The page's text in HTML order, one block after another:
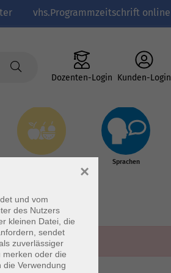
vhs.Programmzeitschrift online
Dozenten-Login Kunden-Login
Sprachen
und vom
des Nutzers
kleinen Datei, die
sendet
zuverlässiger
merken oder die
die Verwendung
×